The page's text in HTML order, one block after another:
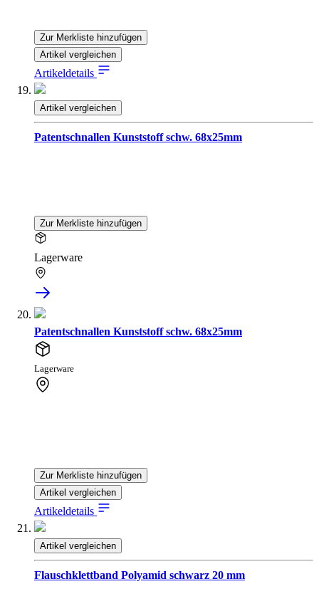
Zur Merkliste hinzufügen
Artikel vergleichen
Artikeldetails
Artikel vergleichen
Patentschnallen Kunststoff schw. 68x25mm
Zur Merkliste hinzufügen
Lagerware
Patentschnallen Kunststoff schw. 68x25mm
Lagerware
Zur Merkliste hinzufügen
Artikel vergleichen
Artikeldetails
Artikel vergleichen
Flauschklettband Polyamid schwarz 20 mm